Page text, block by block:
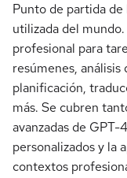
Punto de partida
utilizada del
profesional para
resúmenes,
planificación,
más. Se cubren
avanzadas de
personalizados y la
contextos